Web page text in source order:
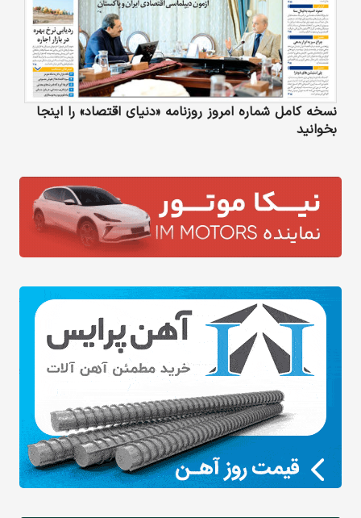
نسخه کامل شماره امروز روزنامه «دنیای‌ اقتصاد» را اینجا
بخوانید